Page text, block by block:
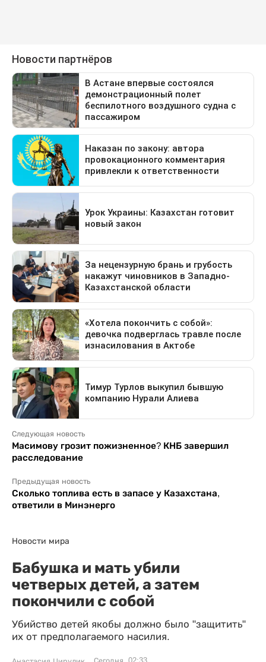
Следующая новость
Масимову грозит пожизненное? КНБ завершил
расследование
Предыдущая новость
Сколько топлива есть в запасе у Казахстана,
ответили в Минэнерго
Новости мира
Бабушка и мать убили
четверых детей, а затем
покончили с собой
Убийство детей якобы должно было "защитить"
их от предполагаемого насилия.